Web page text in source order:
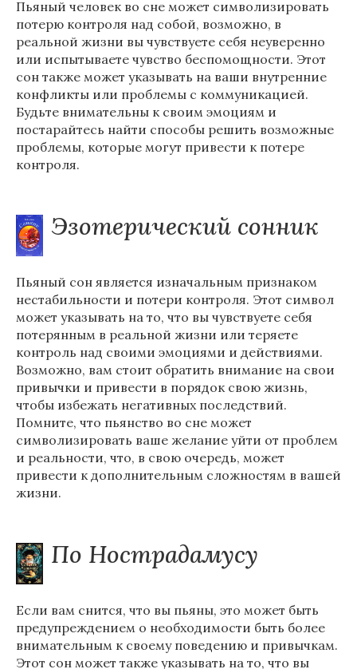
Пьяный человек во сне может символизировать
потерю контроля над собой, возможно, в
реальной жизни вы чувствуете себя неуверенно
или испытываете чувство беспомощности. Этот
сон также может указывать на ваши внутренние
конфликты или проблемы с коммуникацией.
Будьте внимательны к своим эмоциям и
постарайтесь найти способы решить возможные
проблемы, которые могут привести к потере
контроля.
Эзотерический сонник
Пьяный сон является изначальным признаком
нестабильности и потери контроля. Этот символ
может указывать на то, что вы чувствуете себя
потерянным в реальной жизни или теряете
контроль над своими эмоциями и действиями.
Возможно, вам стоит обратить внимание на свои
привычки и привести в порядок свою жизнь,
чтобы избежать негативных последствий.
Помните, что пьянство во сне может
символизировать ваше желание уйти от проблем
и реальности, что, в свою очередь, может
привести к дополнительным сложностям в вашей
жизни.
По Нострадамусу
Если вам снится, что вы пьяны, это может быть
предупреждением о необходимости быть более
внимательным к своему поведению и привычкам.
Этот сон может также указывать на то, что вы